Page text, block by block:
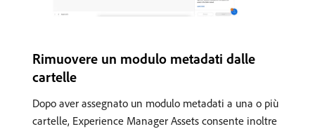
Rimuovere un modulo metadati dalle
cartelle
Dopo aver assegnato un modulo metadati a una o più
cartelle, Experience Manager Assets consente inoltre